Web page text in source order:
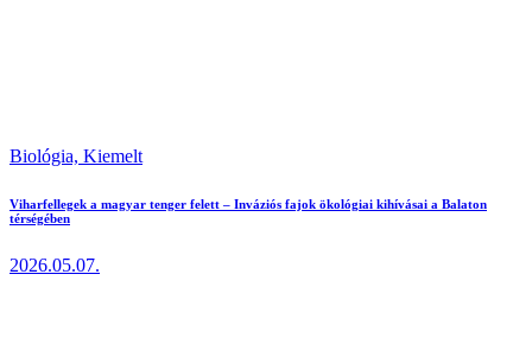
Biológia, Kiemelt
Viharfellegek a magyar tenger felett – Inváziós fajok ökológiai kihívásai a Balaton
térségében
2026.05.07.